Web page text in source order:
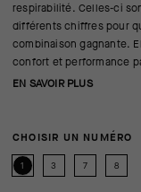
respirabilité. Celles-ci
différents chiffres pour
combinaison gagnante.
confort et performance
EN SAVOIR PLUS
CHOISIR UN NUMÉRO
1 3 7 8